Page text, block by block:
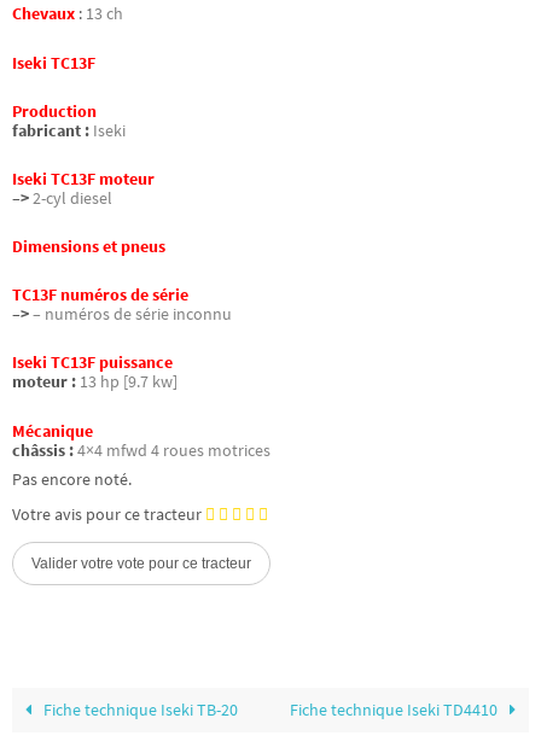
Chevaux : 13 ch
Iseki TC13F
Production
fabricant : Iseki
Iseki TC13F moteur
–>2-cyl diesel
Dimensions et pneus
TC13F numéros de série
–>– numéros de série inconnu
Iseki TC13F puissance
moteur : 13 hp [9.7 kw]
Mécanique
châssis :4×4 mfwd 4 roues motrices
Pas encore noté.
Votre avis pour ce tracteur
Fiche technique Iseki TB-20 Fiche technique Iseki TD4410